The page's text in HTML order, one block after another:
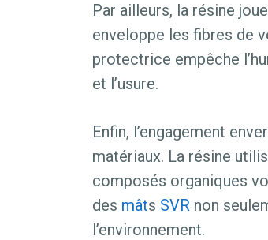
Par ailleurs, la résine
enveloppe les fibres de
protectrice empêche
et l’usure.
Enfin, l’engagement
matériaux. La résine
composés organiques
des mâts SVR non
l’environnement.